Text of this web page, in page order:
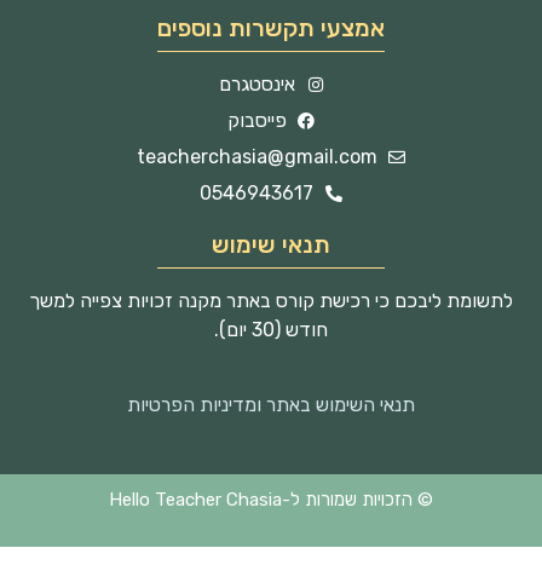
אמצעי תקשרות נוספים
אינסטגרם
פייסבוק
teacherchasia@gmail.com
0546943617
תנאי שימוש
לתשומת ליבכם כי רכישת קורס באתר מקנה זכויות צפייה למשך
חודש (30 יום).
תנאי השימוש באתר ומדיניות הפרטיות
© הזכויות שמורות ל-Hello Teacher Chasia